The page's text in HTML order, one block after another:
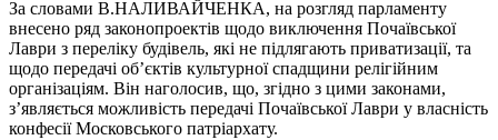
За словами В.НАЛИВАЙЧЕНКА, на розгляд парламенту
внесено ряд законопроектів щодо виключення Почаївської
Лаври з переліку будівель, які не підлягають приватизації, та
щодо передачі об’єктів культурної спадщини релігійним
організаціям. Він наголосив, що, згідно з цими законами,
з’являється можливість передачі Почаївської Лаври у власність
конфесії Московського патріархату.